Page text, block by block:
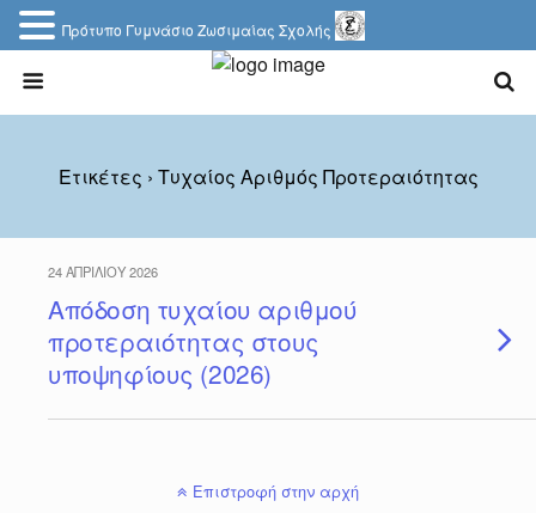
Ετικέτες › Τυχαίος Αριθμός Προτεραιότητας
24 ΑΠΡΙΛΊΟΥ 2026
Απόδοση τυχαίου αριθμού
προτεραιότητας στους
υποψηφίους (2026)
Επιστροφή στην αρχή
Πρότυπο Γυμνάσιο Ζωσιμαίας Σχολής